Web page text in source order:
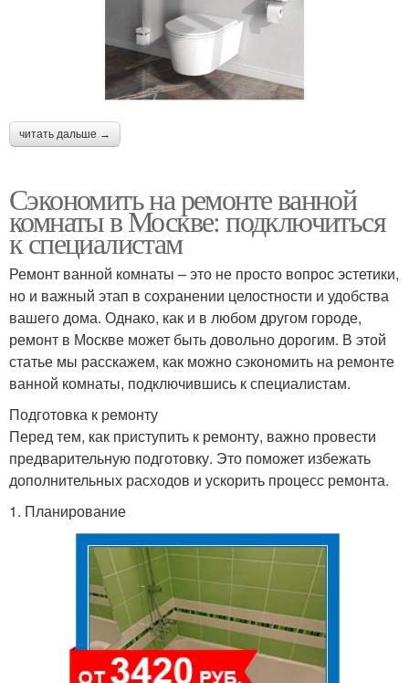
читать дальше →
Сэкономить на ремонте ванной
комнаты в Москве: подключиться
к специалистам
Ремонт ванной комнаты – это не просто вопрос эстетики,
но и важный этап в сохранении целостности и удобства
вашего дома. Однако, как и в любом другом городе,
ремонт в Москве может быть довольно дорогим. В этой
статье мы расскажем, как можно сэкономить на ремонте
ванной комнаты, подключившись к специалистам.
Подготовка к ремонту
Перед тем, как приступить к ремонту, важно провести
предварительную подготовку. Это поможет избежать
дополнительных расходов и ускорить процесс ремонта.
1. Планирование